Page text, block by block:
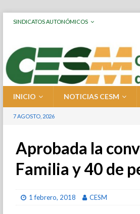
SINDICATOS AUTONÓMICOS
INICIO NOTICIAS CESM
7 AGOSTO, 2026
Aprobada la
Familia y 40 de
1 febrero, 2018 CESM